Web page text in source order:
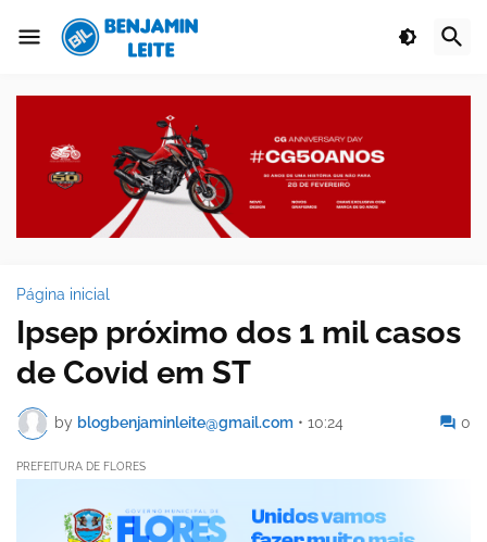
Página inicial
Ipsep próximo dos 1 mil casos
de Covid em ST
by blogbenjaminleite@gmail.com • 10:24 0
PREFEITURA DE FLORES